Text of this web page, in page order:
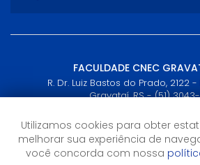
FACULDADE CNEC
R. Dr. Luiz Bastos do Prado, 2122
Gravataí, RS - (51)
Horário de
8h às 18h
Utilizamos cookies para obter
melhorar sua experiência de
você concorda com nossa